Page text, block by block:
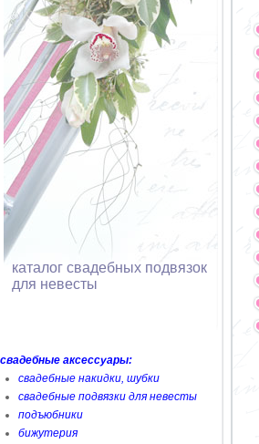
каталог свадебных подвязок
для невесты
свадебные аксессуары:
свадебные накидки, шубки
свадебные подвязки для невесты
подъюбники
бижутерия